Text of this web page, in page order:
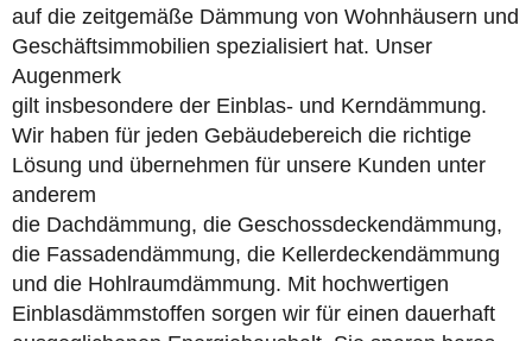
auf die zeitgemäße Dämmung von Wohnhäusern und
Geschäftsimmobilien spezialisiert hat. Unser
Augenmerk
gilt insbesondere der Einblas- und Kerndämmung.
Wir haben für jeden Gebäudebereich die richtige
Lösung und übernehmen für unsere Kunden unter
anderem
die Dachdämmung, die Geschossdeckendämmung,
die Fassadendämmung, die Kellerdeckendämmung
und die Hohlraumdämmung. Mit hochwertigen
Einblasdämmstoffen sorgen wir für einen dauerhaft